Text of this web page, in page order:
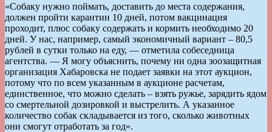
«Собаку нужно поймать, доставить до места содержания,
должен пройти карантин 10 дней, потом вакцинация
проходит, плюс собаку содержать и кормить необходимо 20
дней. У нас, например, самый экономичный вариант – 80,5
рублей в сутки только на еду, — отметила собеседница
агентства. — Я могу объяснить, почему ни одна зоозащитная
организация Хабаровска не подает заявки на этот аукцион,
потому что по всем указанным в аукционе расчетам,
единственное, что можно сделать – взять ружье, зарядить ядом
со смертельной дозировкой и выстрелить. А указанное
количество собак складывается из того, сколько животных
они смогут отработать за год».